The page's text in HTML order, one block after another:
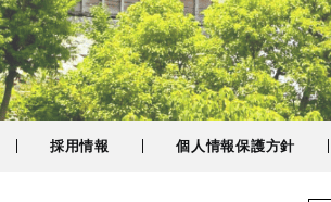
採用情報 個人情報保護方針